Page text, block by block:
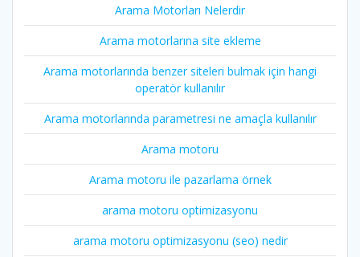
Arama Motorları Nelerdir
Arama motorlarına site ekleme
Arama motorlarında benzer siteleri bulmak için hangi
operatör kullanılır
Arama motorlarında parametresi ne amaçla kullanılır
Arama motoru
Arama motoru ile pazarlama örnek
arama motoru optimizasyonu
arama motoru optimizasyonu (seo) nedir